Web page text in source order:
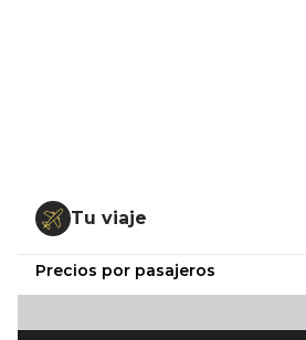
Tu viaje
Precios por pasajeros